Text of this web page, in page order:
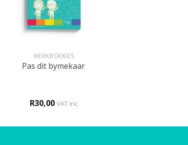
WERKBOEKIES
Pas dit bymekaar
R30,00 VAT inc